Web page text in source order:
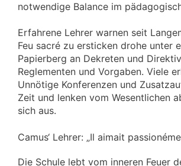
notwendige Balance im
Erfahrene Lehrer warnen seit
Feu sacré zu ersticken drohe unter
Papierberg an Dekreten und
Reglementen und Vorgaben. Viele
Unnötige Konferenzen und
Zeit und lenken vom Wesentlichen
sich aus.
Camus‘ Lehrer: „Il aimait
Die Schule lebt vom inneren Feuer